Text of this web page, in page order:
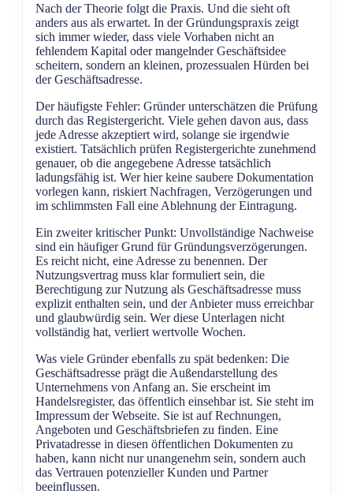
Nach der Theorie folgt die Praxis. Und die sieht oft
anders aus als erwartet. In der Gründungspraxis zeigt
sich immer wieder, dass viele Vorhaben nicht an
fehlendem Kapital oder mangelnder Geschäftsidee
scheitern, sondern an kleinen, prozessualen Hürden bei
der Geschäftsadresse.
Der häufigste Fehler: Gründer unterschätzen die Prüfung
durch das Registergericht. Viele gehen davon aus, dass
jede Adresse akzeptiert wird, solange sie irgendwie
existiert. Tatsächlich prüfen Registergerichte zunehmend
genauer, ob die angegebene Adresse tatsächlich
ladungsfähig ist. Wer hier keine saubere Dokumentation
vorlegen kann, riskiert Nachfragen, Verzögerungen und
im schlimmsten Fall eine Ablehnung der Eintragung.
Ein zweiter kritischer Punkt: Unvollständige Nachweise
sind ein häufiger Grund für Gründungsverzögerungen.
Es reicht nicht, eine Adresse zu benennen. Der
Nutzungsvertrag muss klar formuliert sein, die
Berechtigung zur Nutzung als Geschäftsadresse muss
explizit enthalten sein, und der Anbieter muss erreichbar
und glaubwürdig sein. Wer diese Unterlagen nicht
vollständig hat, verliert wertvolle Wochen.
Was viele Gründer ebenfalls zu spät bedenken: Die
Geschäftsadresse prägt die Außendarstellung des
Unternehmens von Anfang an. Sie erscheint im
Handelsregister, das öffentlich einsehbar ist. Sie steht im
Impressum der Webseite. Sie ist auf Rechnungen,
Angeboten und Geschäftsbriefen zu finden. Eine
Privatadresse in diesen öffentlichen Dokumenten zu
haben, kann nicht nur unangenehm sein, sondern auch
das Vertrauen potenzieller Kunden und Partner
beeinflussen.